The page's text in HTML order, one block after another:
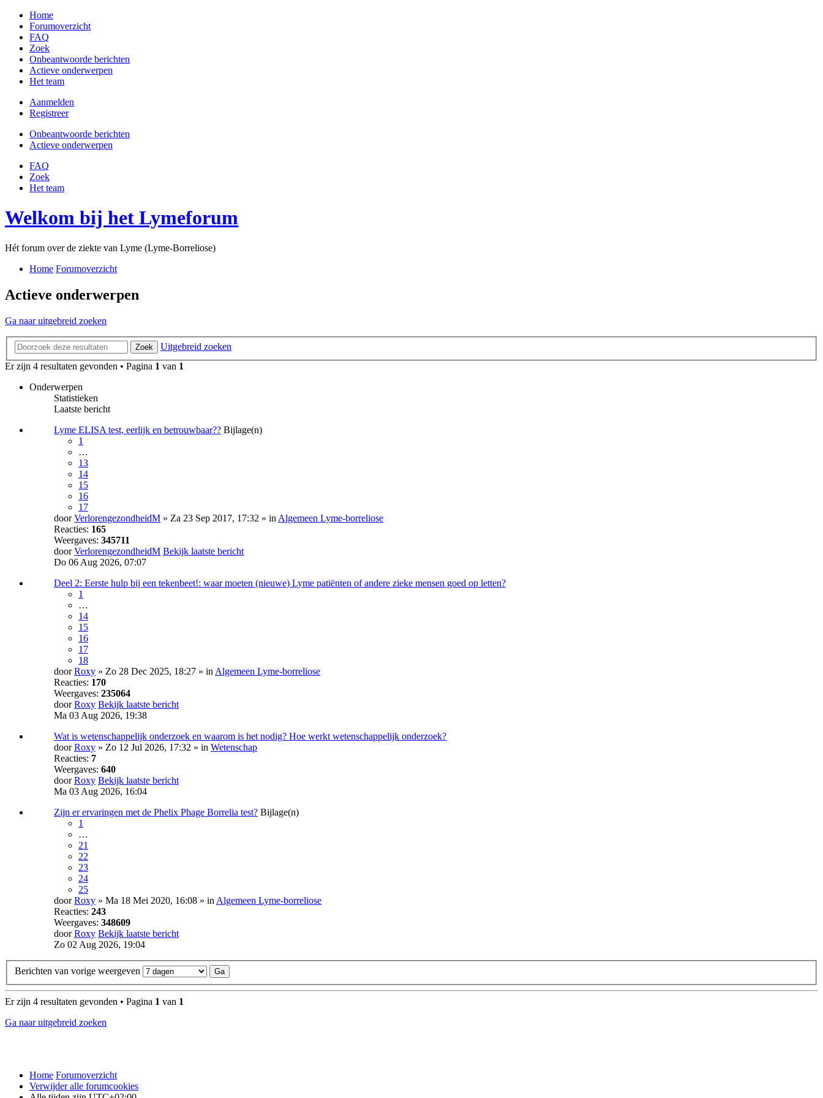
Home
Forumoverzicht
FAQ
Zoek
Onbeantwoorde berichten
Actieve onderwerpen
Het team
Aanmelden
Registreer
Onbeantwoorde berichten
Actieve onderwerpen
FAQ
Zoek
Het team
Welkom bij het Lymeforum
Hét forum over de ziekte van Lyme (Lyme-Borreliose)
Home Forumoverzicht
Actieve onderwerpen
Ga naar uitgebreid zoeken
Zoek
Uitgebreid zoeken
Er zijn 4 resultaten gevonden • Pagina 1 van 1
Onderwerpen
Statistieken
Laatste bericht
Lyme ELISA test, eerlijk en betrouwbaar?? Bijlage(n)
1
…
13
14
15
16
17
doorVerlorengezondheidM » Za 23 Sep 2017, 17:32 » in Algemeen Lyme-borreliose
Reacties: 165
Weergaves: 345711
doorVerlorengezondheidM Bekijk laatste bericht
Do 06 Aug 2026, 07:07
Deel 2: Eerste hulp bij een tekenbeet!: waar moeten (nieuwe) Lyme patiënten of andere zieke mensen goed op letten?
1
…
14
15
16
17
18
doorRoxy » Zo 28 Dec 2025, 18:27 » in Algemeen Lyme-borreliose
Reacties: 170
Weergaves: 235064
doorRoxy Bekijk laatste bericht
Ma 03 Aug 2026, 19:38
Wat is wetenschappelijk onderzoek en waarom is het nodig? Hoe werkt wetenschappelijk onderzoek?
doorRoxy » Zo 12 Jul 2026, 17:32 » in Wetenschap
Reacties: 7
Weergaves: 640
doorRoxy Bekijk laatste bericht
Ma 03 Aug 2026, 16:04
Zijn er ervaringen met de Phelix Phage Borrelia test? Bijlage(n)
1
…
21
22
23
24
25
doorRoxy » Ma 18 Mei 2020, 16:08 » in Algemeen Lyme-borreliose
Reacties: 243
Weergaves: 348609
doorRoxy Bekijk laatste bericht
Zo 02 Aug 2026, 19:04
Berichten van vorige weergeven
Er zijn 4 resultaten gevonden • Pagina 1 van 1
Ga naar uitgebreid zoeken
Home Forumoverzicht
Verwijder alle forumcookies